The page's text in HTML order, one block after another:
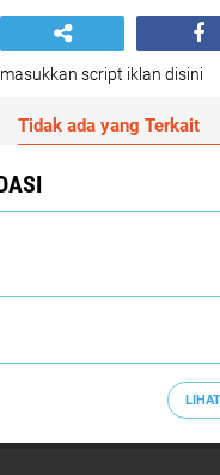
masukkan script iklan disini
Tidak ada yang Terkait